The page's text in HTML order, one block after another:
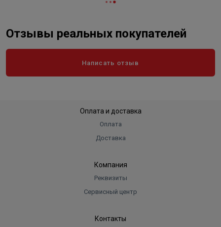
Отзывы реальных покупателей
Написать отзыв
Оплата и доставка
Оплата
Доставка
Компания
Реквизиты
Сервисный центр
Контакты